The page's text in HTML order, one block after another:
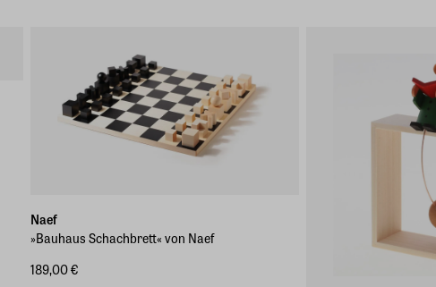
Naef
»Bauhaus Schachbrett« von Naef
189,00 €